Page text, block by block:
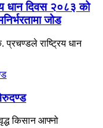
धान दिवस २०८३ को
जोड
प्रचण्डले राष्ट्रिय धान
किसान आफ्नो